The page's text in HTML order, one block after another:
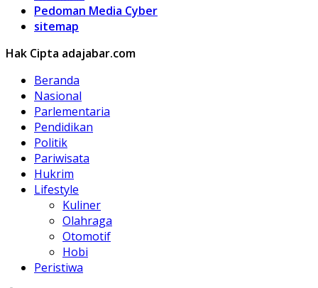
Pedoman Media Cyber
sitemap
Hak Cipta adajabar.com
Beranda
Nasional
Parlementaria
Pendidikan
Politik
Pariwisata
Hukrim
Lifestyle
Kuliner
Olahraga
Otomotif
Hobi
Peristiwa